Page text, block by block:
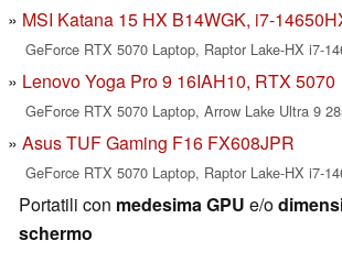
MSI Katana 15 HX B14WGK, i7-
GeForce RTX 5070 Laptop, Raptor Lake-HX i7-
Lenovo Yoga Pro 9 16IAH10, RTX 5070
GeForce RTX 5070 Laptop, Arrow Lake Ultra 9
Asus TUF Gaming F16 FX608JPR
GeForce RTX 5070 Laptop, Raptor Lake-HX i7-
Portatili con medesima GPU e/o
schermo